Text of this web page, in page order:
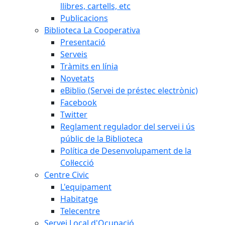
llibres, cartells, etc
Publicacions
Biblioteca La Cooperativa
Presentació
Serveis
Tràmits en línia
Novetats
eBiblio (Servei de préstec electrònic)
Facebook
Twitter
Reglament regulador del servei i ús
públic de la Biblioteca
Política de Desenvolupament de la
Col·lecció
Centre Civic
L'equipament
Habitatge
Telecentre